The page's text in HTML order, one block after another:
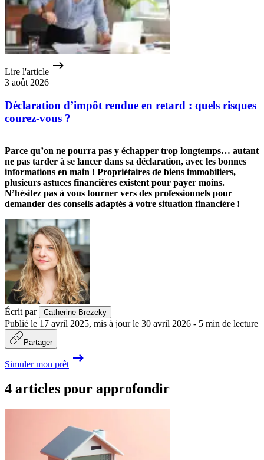
Lire l'article
3 août 2026
Déclaration d’impôt rendue en retard : quels risques
courez-vous ?
Parce qu’on ne pourra pas y échapper trop longtemps… autant
ne pas tarder à se lancer dans sa déclaration, avec les bonnes
informations en main ! Propriétaires de biens immobiliers,
plusieurs astuces financières existent pour payer moins.
N’hésitez pas à vous tourner vers des professionnels pour
demander des conseils adaptés à votre situation financière !
Écrit par Catherine Brezeky
Publié le 17 avril 2025, mis à jour le 30 avril 2026 - 5 min de lecture
Partager
Simuler mon prêt
4 articles pour approfondir